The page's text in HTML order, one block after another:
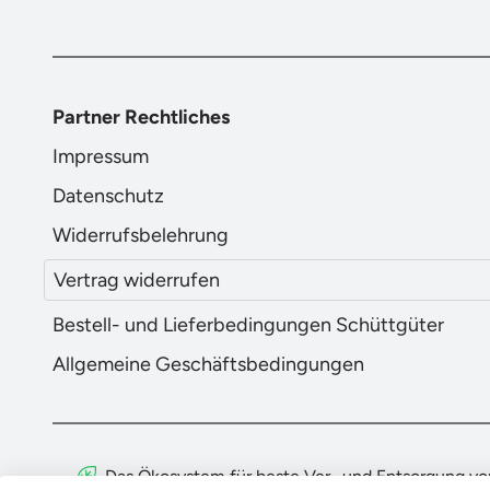
Partner Rechtliches
Impressum
Datenschutz
Widerrufsbelehrung
Vertrag widerrufen
Bestell- und Lieferbedingungen Schüttgüter
Allgemeine Geschäftsbedingungen
Das Ökosystem für beste Ver- und Entsorgung